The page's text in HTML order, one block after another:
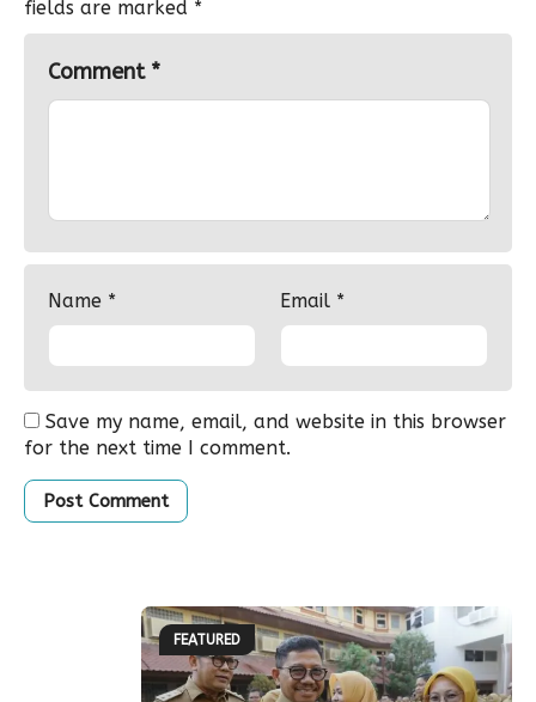
fields are marked *
Comment *
Name * Email *
Save my name, email, and website in this browser
for the next time I comment.
FEATURED